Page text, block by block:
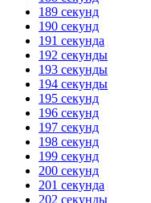
189 секунд
190 секунд
191 секунда
192 секунды
193 секунды
194 секунды
195 секунд
196 секунд
197 секунд
198 секунд
199 секунд
200 секунд
201 секунда
202 секунды